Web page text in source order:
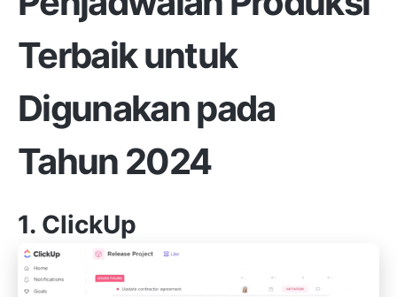
Terbaik untuk
Digunakan pada
Tahun 2024
1. ClickUp